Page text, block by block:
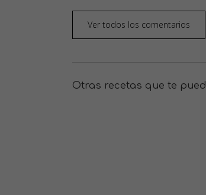
Ver todos los comentarios
Otras recetas que te